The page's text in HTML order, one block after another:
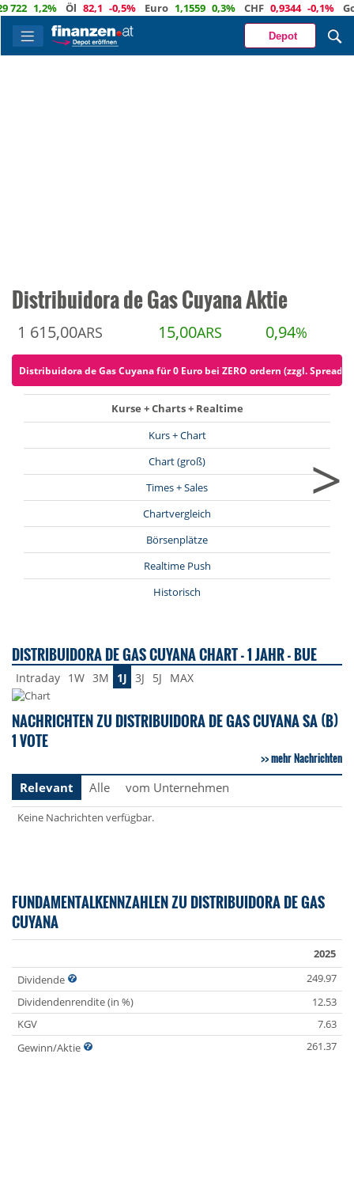
1,2% Öl 82,1 -0,5% Euro 1,1559 0,3% CHF 0,9344 -0,1% Gold
Depot
Distribuidora de Gas Cuyana Aktie
1 615,00ARS 15,00ARS 0,94%
Distribuidora de Gas Cuyana für 0 Euro bei ZERO ordern (zzgl. Spreads)
Kurse + Charts + Realtime
Kurs + Chart
Chart (groß)
Times + Sales
Chartvergleich
Börsenplätze
Realtime Push
Historisch
>
DISTRIBUIDORA DE GAS CUYANA CHART - 1 JAHR - BUE
Intraday 1W 3M 1J 3J 5J MAX
NACHRICHTEN ZU DISTRIBUIDORA DE GAS CUYANA SA (B)
1 VOTE
mehr Nachrichten
Relevant
Alle vom Unternehmen
Keine Nachrichten verfügbar.
FUNDAMENTALKENNZAHLEN ZU DISTRIBUIDORA DE GAS
CUYANA
2025
Dividende
249.97
Dividendenrendite (in %)
12.53
KGV
7.63
Gewinn/Aktie
261.37